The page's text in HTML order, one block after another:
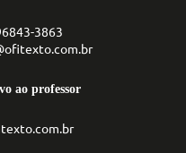
3863
ao professor